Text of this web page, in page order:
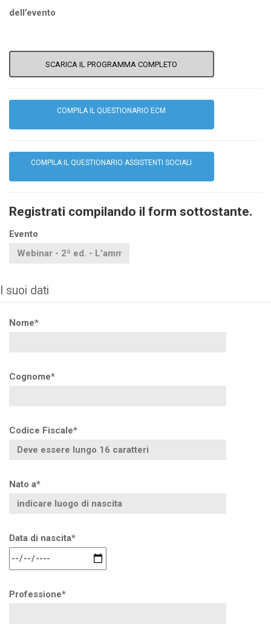
dell’evento
SCARICA IL PROGRAMMA COMPLETO
COMPILA IL QUESTIONARIO ECM
COMPILA IL QUESTIONARIO ASSISTENTI SOCIALI
Registrati compilando il form sottostante.
Evento
I suoi dati
Nome*
Cognome*
Codice Fiscale*
Nato a*
Data di nascita*
Professione*